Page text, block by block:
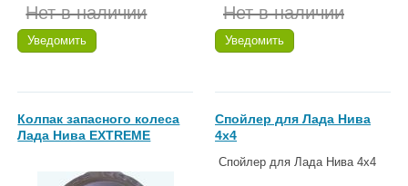
Нет в наличии
Уведомить
Нет в наличии
Уведомить
Колпак запасного колеса
Лада Нива EXTREME
Спойлер для Лада Нива
4х4
Спойлер для Лада Нива 4х4